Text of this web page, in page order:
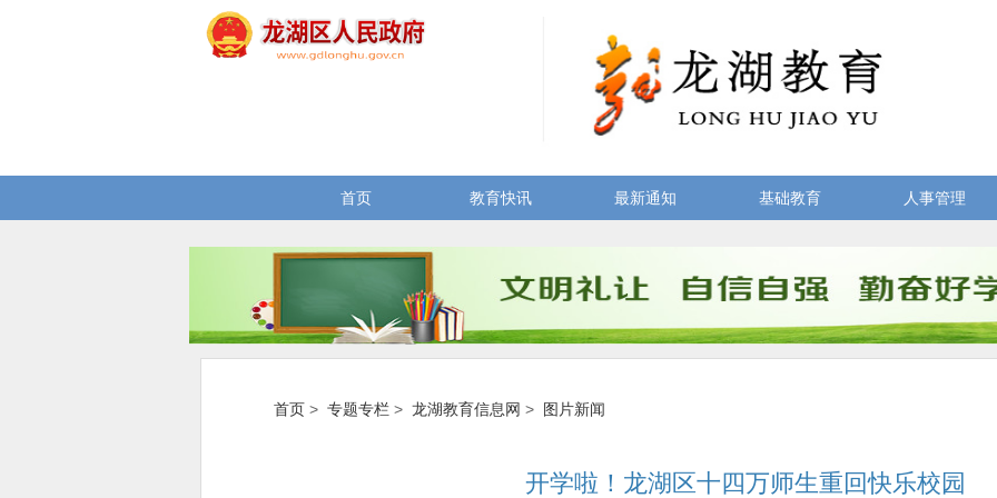
首页 教育快讯 最新通知 基础教育 人事管理
首页 > 专题专栏 > 龙湖教育信息网 > 图片新闻
开学啦！龙湖区十四万师生重回快乐校园